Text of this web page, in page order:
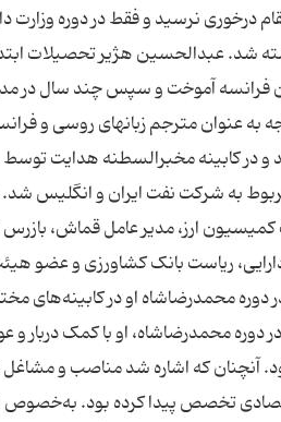
در‌خوری نرسید و فقط در دوره
شد. عبدالحسین هژیر تحصیلات
زبان فرانسه آموخت و سپس چند سال
به عنوان مترجم زبانهای روسی و
و در کابینه مخبرالسطنه هدایت
مربوط به شرکت نفت ایران و انگلیس
کمیسیون ارز، مدیر عامل قماش،
ریاست بانک کشاورزی و عضو
محمدرضا‌شاه او در کابینه‌های
2. ارتباط هژیر با رضاشاه در دوره محمدرضاشاه، او
آنچنان که اشاره شد مناصب و
تخصص پیدا کرده بود. به‌خصوص